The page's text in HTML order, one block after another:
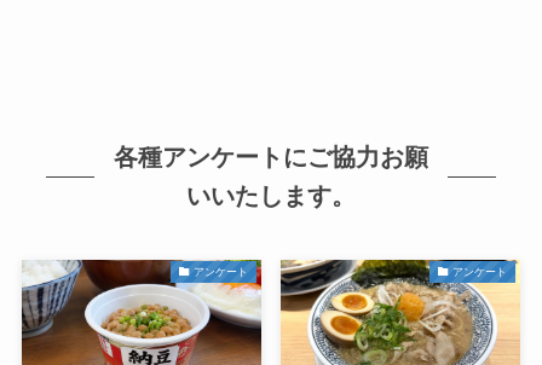
各種アンケートにご協力お願
いいたします。
アンケート アンケート